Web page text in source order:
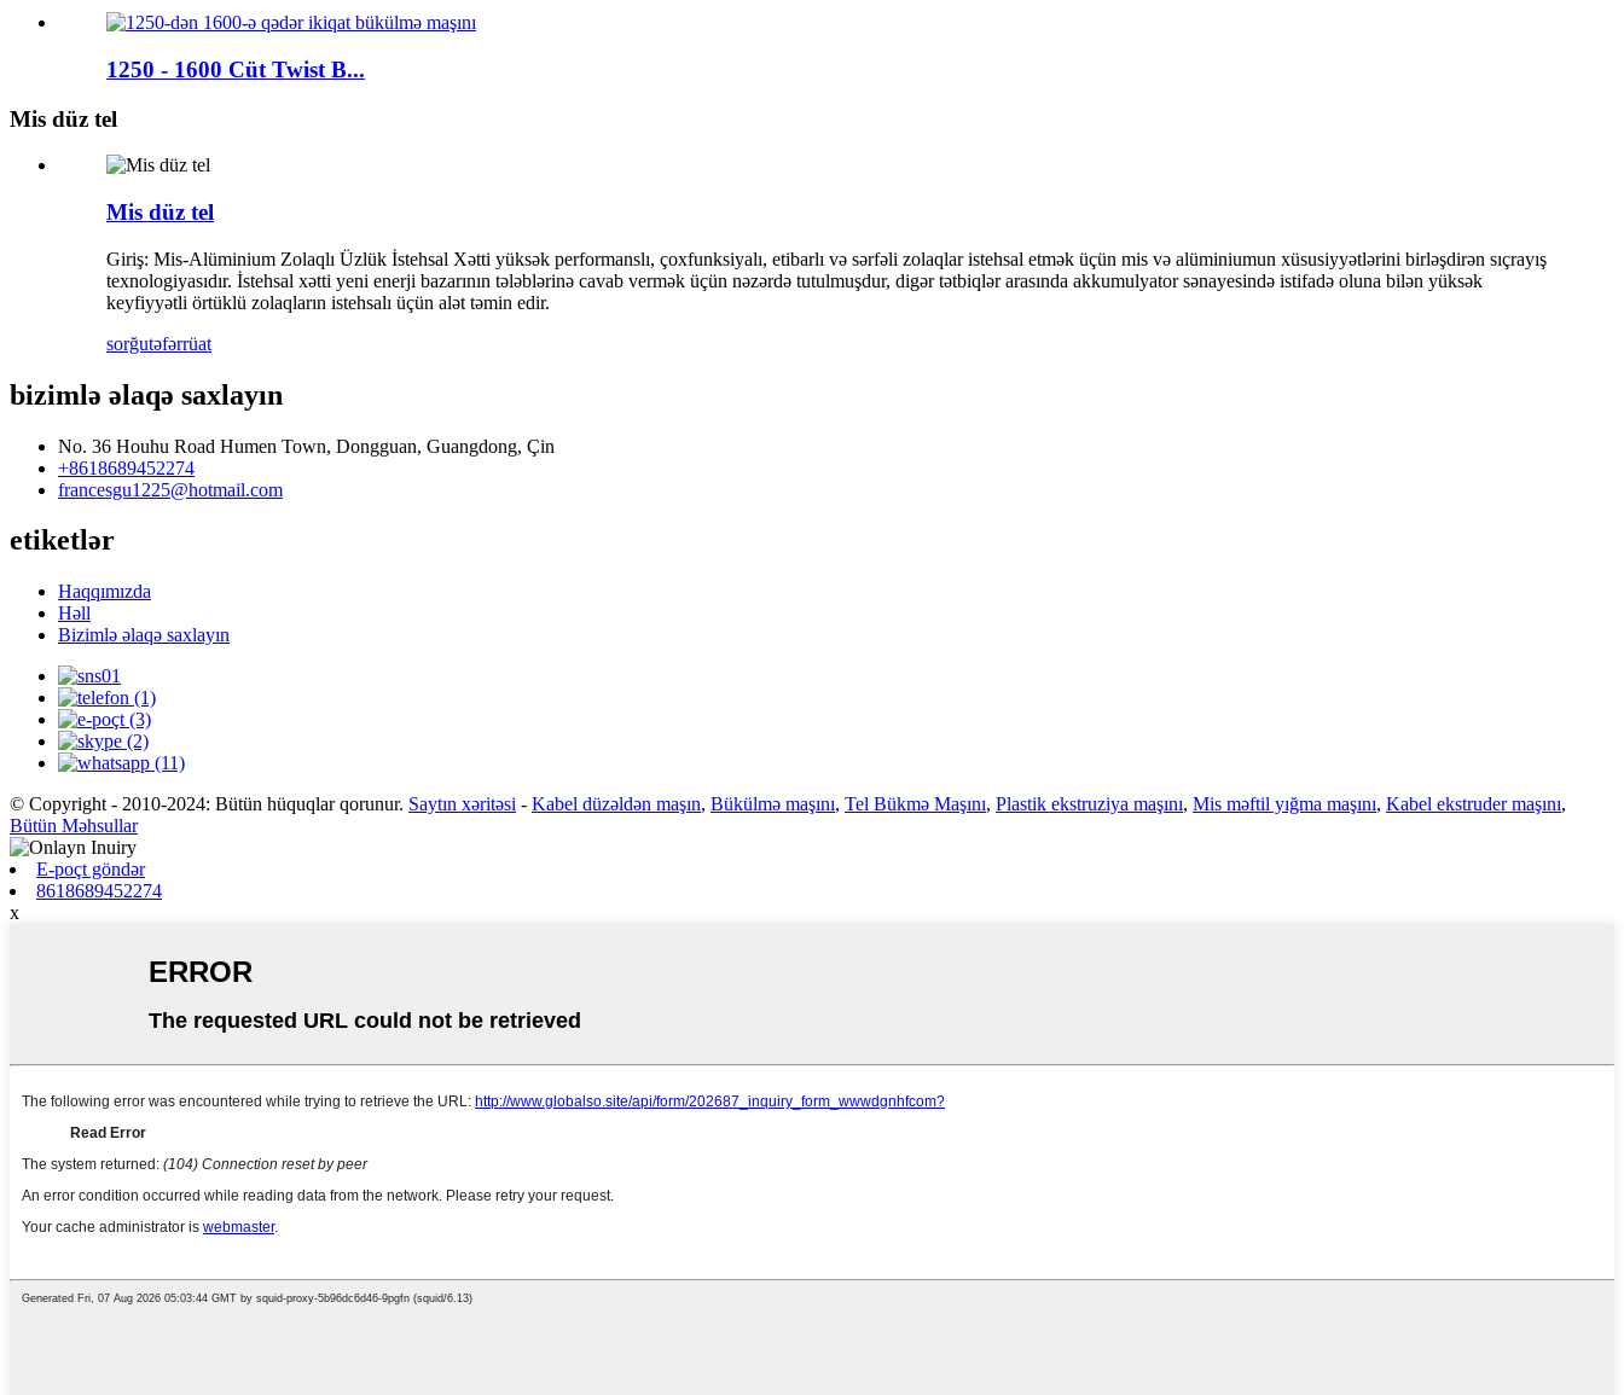
1250 - 1600 Cüt Twist B...
Mis düz tel
Mis düz tel
Giriş: Mis-Alüminium Zolaqlı Üzlük İstehsal Xətti yüksək performanslı, çoxfunksiyalı, etibarlı və sərfəli zolaqlar istehsal etmək üçün mis və alüminiumun xüsusiyyətlərini birləşdirən sıçrayış
texnologiyasıdır. İstehsal xətti yeni enerji bazarının tələblərinə cavab vermək üçün nəzərdə tutulmuşdur, digər tətbiqlər arasında akkumulyator sənayesində istifadə oluna bilən yüksək
keyfiyyətli örtüklü zolaqların istehsalı üçün alət təmin edir.
sorğutəfərrüat
bizimlə əlaqə saxlayın
No. 36 Houhu Road Humen Town, Dongguan, Guangdong, Çin
+8618689452274
francesgu1225@hotmail.com
etiketlər
Haqqımızda
Həll
Bizimlə əlaqə saxlayın
© Copyright - 2010-2024: Bütün hüquqlar qorunur. Saytın xəritəsi - Kabel düzəldən maşın, Bükülmə maşını, Tel Bükmə Maşını, Plastik ekstruziya maşını, Mis məftil yığma maşını, Kabel ekstruder maşını,
Bütün Məhsullar
E-poçt göndər
8618689452274
x